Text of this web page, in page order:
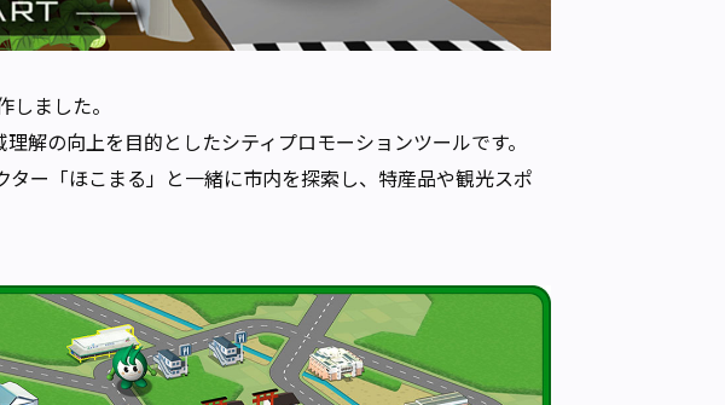
ました。
解の向上を目的としたシティプロモーションツールです。
ー「ほこまる」と一緒に市内を探索し、特産品や観光スポ